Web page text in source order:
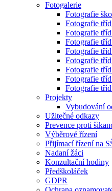
Fotogalerie
Fotografie
Fotografie
Fotografie
Fotografie
Fotografie
Fotografie
Fotografie
Fotografie
Fotografie
Projekty
Vybudování
Užitečné odkazy
Prevence proti
Výběrové řízení
Přijímací řízení na
Nadaní žáci
Konzultační hodiny
Předškoláček
GDPR